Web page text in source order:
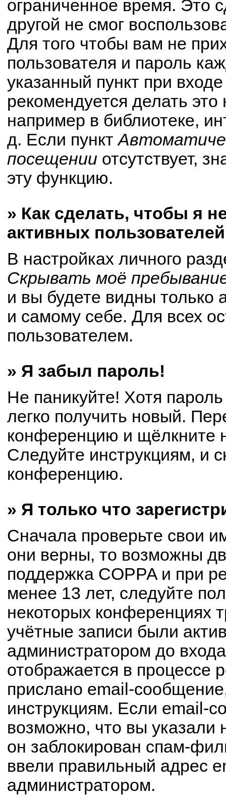
ограниченное время. Это
другой не смог
Для того чтобы вам не
пользователя и пароль
указанный пункт при
рекомендуется делать
например в библиотеке,
д. Если пункт
посещении отсутствует,
эту функцию.
» Как сделать, чтобы я
активных
В настройках личного
Скрывать моё
и вы будете видны только
и самому себе. Для всех
пользователем.
» Я забыл пароль!
Не паникуйте! Хотя
легко получить новый.
конференцию и щёлкните
Следуйте инструкциям, и
конференцию.
» Я только что
Сначала проверьте свои
они верны, то возможны
поддержка COPPA и при
менее 13 лет, следуйте
некоторых конференциях
учётные записи были
администратором до
отображается в процессе
прислано email-
инструкциям. Если email-
возможно, что вы
он заблокирован спам-
ввели правильный адрес
администратором.